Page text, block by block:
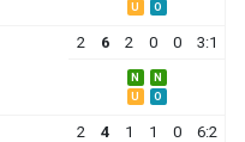
U
O
2 6 2 0 0 3:1
N
N
U
O
2 4 1 1 0 6:2